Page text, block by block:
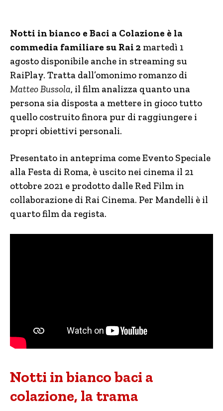
Notti in bianco e Baci a Colazione è la
commedia familiare su Rai 2 martedì 1
agosto disponibile anche in streaming su
RaiPlay. Tratta dall’omonimo romanzo di
Matteo Bussola, il film analizza quanto una
persona sia disposta a mettere in gioco tutto
quello costruito finora pur di raggiungere i
propri obiettivi personali.
Presentato in anteprima come Evento Speciale
alla Festa di Roma, è uscito nei cinema il 21
ottobre 2021 e prodotto dalle Red Film in
collaborazione di Rai Cinema. Per Mandelli è il
quarto film da regista.
Notti in bianco baci a
colazione, la trama